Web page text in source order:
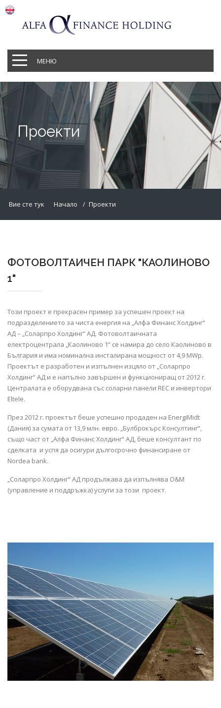
МЕНЮ
Проекти
Вие сте тук Начало Проекти
ФОТОВОЛТАИЧЕН ПАРК "КАОЛИНОВО
1"
Този проект е прекрасен пример за успешен проект на
подразделението за чиста енергия на „Алфа Финанс Холдинг“
АД – „Соларпро Холдинг“ АД. Фотоволтаичната
електроцентрала „Каолиново 1“ се намира до село Каолиново в
България и има номинална инсталирана мощност от 4,9 MWp.
Проектът е разработен и изпълнен изцяло от „Соларпро
Холдинг“ АД и е напълно завършен и функциониращ от 2012 г.
Централата е оборудвана със соларни панели REC и инвертори
Eltele.
През 2012 г. проектът беше успешно продаден на EnergiMidt
(Дания) за сумата от 13,9 млн. евро. „Булброкърс Консултинг“,
също част от „Алфа Финанс Холдинг“ АД, беше консултант по
сделката и успя да осигури дългосрочно финансиране от
Nordea bank.
„Соларпро Холдинг“ АД продължава да изпълнява O&M
(управление и поддръжка) услуги за този проект.